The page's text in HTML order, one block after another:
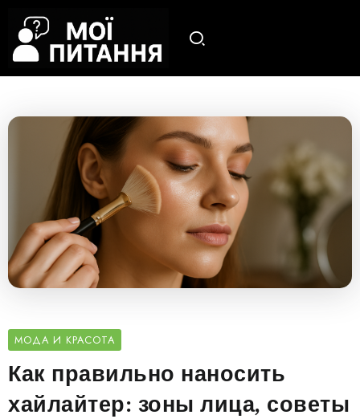
МОДА И КРАСОТА
Как правильно наносить
хайлайтер: зоны лица, советы